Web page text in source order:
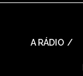
A RÁDIO